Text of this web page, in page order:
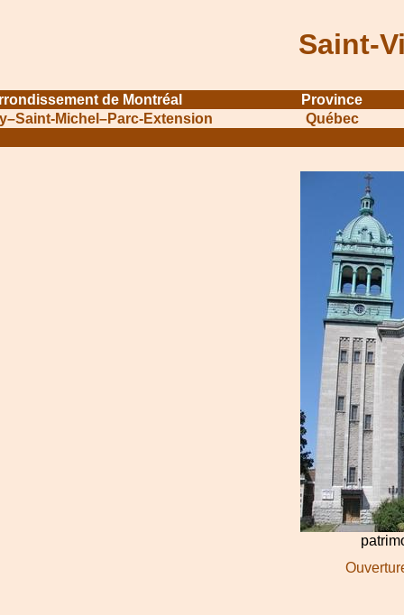
Saint-
de Montréal
Province
Michel–Parc-Extension
Québec